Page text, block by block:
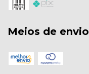
Meios de envio